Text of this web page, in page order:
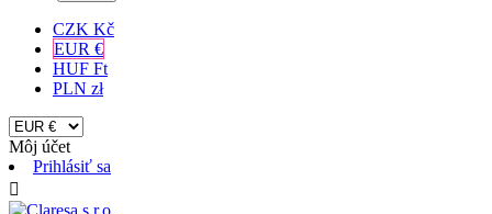
CZK Kč
EUR €
HUF Ft
PLN zł
Môj účet
Prihlásiť sa
